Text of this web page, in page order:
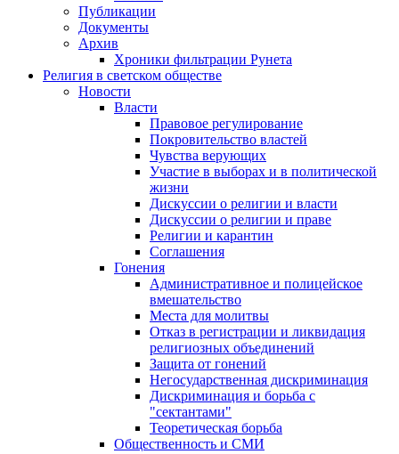
Публикации
Документы
Архив
Хроники фильтрации Рунета
Религия в светском обществе
Новости
Власти
Правовое регулирование
Покровительство властей
Чувства верующих
Участие в выборах и в политической
жизни
Дискуссии о религии и власти
Дискуссии о религии и праве
Религии и карантин
Соглашения
Гонения
Административное и полицейское
вмешательство
Места для молитвы
Отказ в регистрации и ликвидация
религиозных объединений
Защита от гонений
Негосударственная дискриминация
Дискриминация и борьба с
"сектантами"
Теоретическая борьба
Общественность и СМИ